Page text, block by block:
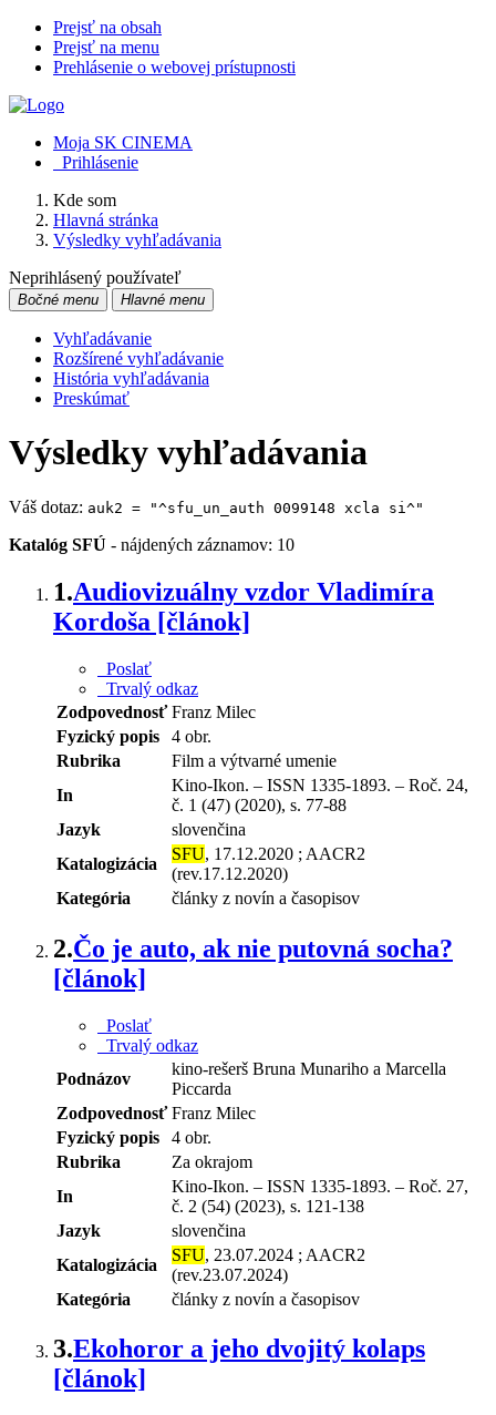
Prejsť na obsah
Prejsť na menu
Prehlásenie o webovej prístupnosti
Moja SK CINEMA
Prihlásenie
Kde som
Hlavná stránka
Výsledky vyhľadávania
Neprihlásený používateľ
Bočné menu Hlavné menu
Vyhľadávanie
Rozšírené vyhľadávanie
História vyhľadávania
Preskúmať
Výsledky vyhľadávania
Váš dotaz: auk2 = "^sfu_un_auth 0099148 xcla si^"
Katalóg SFÚ - nájdených záznamov: 10
1.Audiovizuálny vzdor Vladimíra
Kordoša [článok]
Poslať
Trvalý odkaz
Zodpovednosť Franz Milec
Fyzický popis
4 obr.
Rubrika
Film a výtvarné umenie
In
Kino-Ikon. – ISSN 1335-1893. – Roč. 24,
č. 1 (47) (2020), s. 77-88
Jazyk
slovenčina
Katalogizácia
SFU, 17.12.2020 ; AACR2
(rev.17.12.2020)
Kategória
články z novín a časopisov
2.Čo je auto, ak nie putovná socha?
[článok]
Poslať
Trvalý odkaz
Podnázov
kino-rešerš Bruna Munariho a Marcella
Piccarda
Zodpovednosť Franz Milec
Fyzický popis
4 obr.
Rubrika
Za okrajom
In
Kino-Ikon. – ISSN 1335-1893. – Roč. 27,
č. 2 (54) (2023), s. 121-138
Jazyk
slovenčina
Katalogizácia
SFU, 23.07.2024 ; AACR2
(rev.23.07.2024)
Kategória
články z novín a časopisov
3.Ekohoror a jeho dvojitý kolaps
[článok]